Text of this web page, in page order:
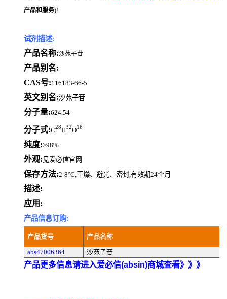
产品和服务)!
试剂描述:
产品名称:沙苑子苷
产品别名:
CAS号:116183-66-5
英文别名:沙苑子苷
分子量:624.54
分子式:C28H32O16
纯度:>98%
外观: 见爱必信官网
保存方法:2-8°C,干燥、避光、密封,有效期24个月
描述:
应用:
产品信息订购:
产品货号 产品名称
abs47006364 沙苑子苷
产品更多信息请进入爱必信(absin)商城查看》》》